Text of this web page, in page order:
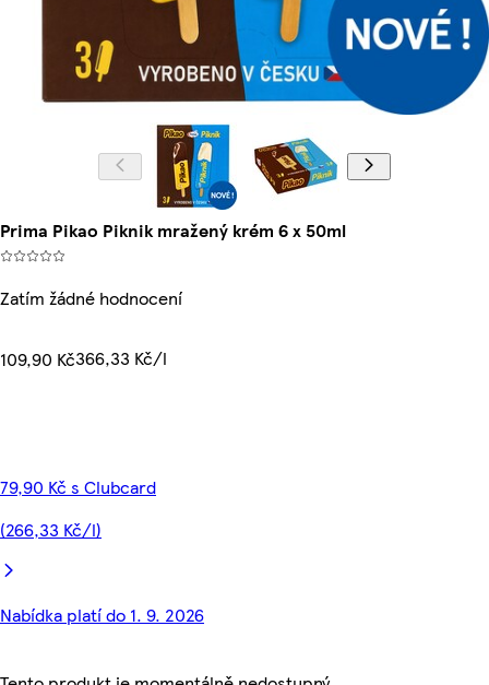
Prima Pikao Piknik mražený krém 6 x 50ml
Zatím žádné hodnocení
109,90 Kč366,33 Kč/l
79,90 Kč s Clubcard
(266,33 Kč/l)
Nabídka platí do 1. 9. 2026